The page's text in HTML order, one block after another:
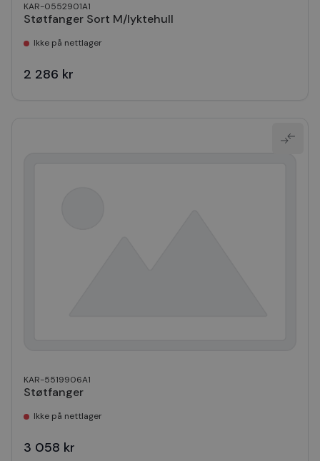
KAR-0552901A1
Støtfanger Sort M/lyktehull
Ikke på nettlager
2 286 kr
KAR-5519906A1
Støtfanger
Ikke på nettlager
3 058 kr